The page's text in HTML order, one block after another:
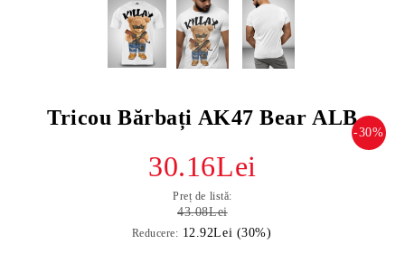
Tricou Bărbați AK47 Bear ALB
-30%
30.16Lei
Preț de listă:
43.08Lei
Reducere: 12.92Lei (30%)